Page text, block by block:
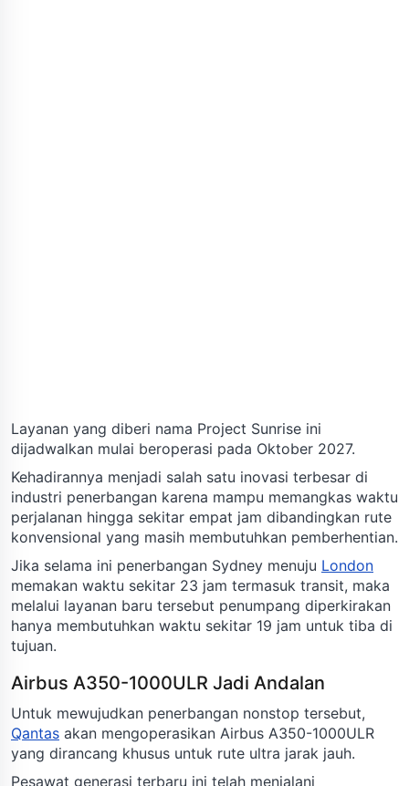
Layanan yang diberi nama Project Sunrise ini
dijadwalkan mulai beroperasi pada Oktober 2027.
Kehadirannya menjadi salah satu inovasi terbesar di
industri penerbangan karena mampu memangkas waktu
perjalanan hingga sekitar empat jam dibandingkan rute
konvensional yang masih membutuhkan pemberhentian.
Jika selama ini penerbangan Sydney menuju London
memakan waktu sekitar 23 jam termasuk transit, maka
melalui layanan baru tersebut penumpang diperkirakan
hanya membutuhkan waktu sekitar 19 jam untuk tiba di
tujuan.
Airbus A350-1000ULR Jadi Andalan
Untuk mewujudkan penerbangan nonstop tersebut,
Qantas akan mengoperasikan Airbus A350-1000ULR
yang dirancang khusus untuk rute ultra jarak jauh.
Pesawat generasi terbaru ini telah menjalani